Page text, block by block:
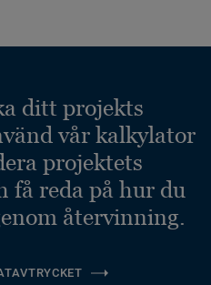
ditt projekts
vår kalkylator
projektets
få reda på hur du
återvinning.